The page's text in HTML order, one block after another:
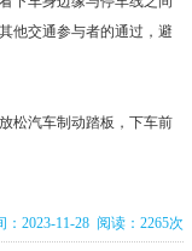
他交通参与者的通过，避
松汽车制动踏板，下车前
：2023-11-28 阅读：2265次